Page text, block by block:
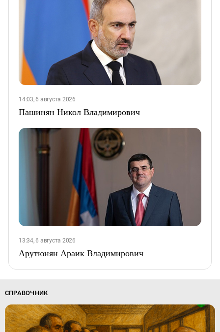
14:03, 6 августа 2026
Пашинян Никол Владимирович
13:34, 6 августа 2026
Арутюнян Араик Владимирович
СПРАВОЧНИК